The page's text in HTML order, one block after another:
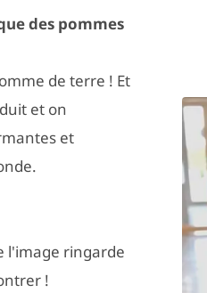
des pommes
de terre ! Et
et on
et
l'image ringarde
!